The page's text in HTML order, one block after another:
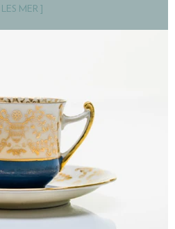
[ LES MER ]